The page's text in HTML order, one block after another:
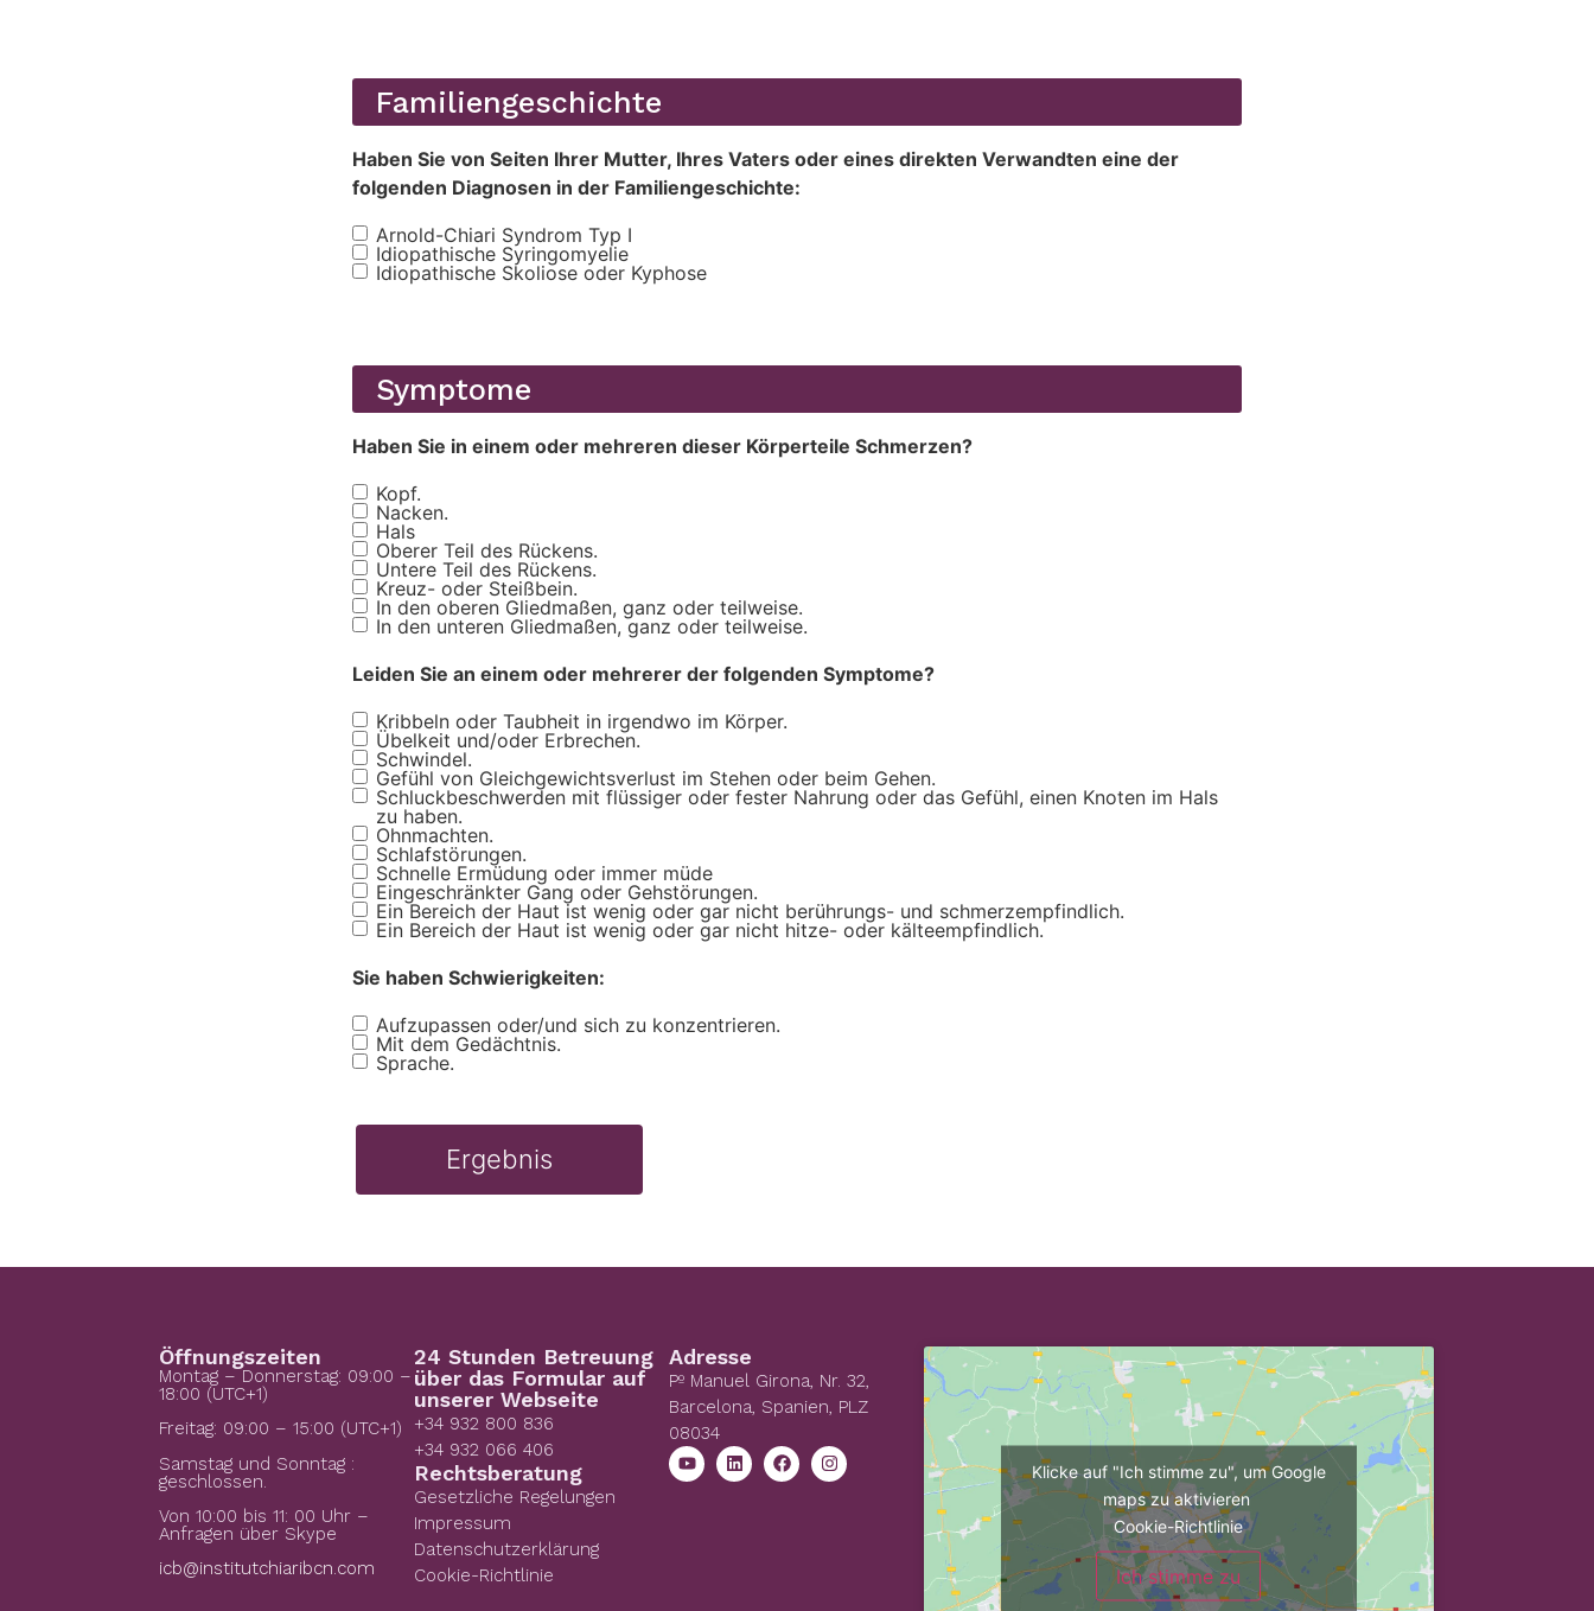
Familiengeschichte
Haben Sie von Seiten Ihrer Mutter, Ihres Vaters oder eines direkten Verwandten eine der
folgenden Diagnosen in der Familiengeschichte:
Antecedentes
familiares
Arnold-Chiari Syndrom Typ I
Idiopathische Syringomyelie
Idiopathische Skoliose oder Kyphose
Symptome
Haben Sie in einem oder mehreren dieser Körperteile Schmerzen?
Síntomas
Kopf.
Nacken.
Hals
Oberer Teil des Rückens.
Untere Teil des Rückens.
Kreuz- oder Steißbein.
In den oberen Gliedmaßen, ganz oder teilweise.
In den unteren Gliedmaßen, ganz oder teilweise.
Leiden Sie an einem oder mehrerer der folgenden Symptome?
Síntomas2
Kribbeln oder Taubheit in irgendwo im Körper.
Übelkeit und/oder Erbrechen.
Schwindel.
Gefühl von Gleichgewichtsverlust im Stehen oder beim Gehen.
Schluckbeschwerden mit flüssiger oder fester Nahrung oder das Gefühl, einen Knoten im Hals
zu haben.
Ohnmachten.
Schlafstörungen.
Schnelle Ermüdung oder immer müde
Eingeschränkter Gang oder Gehstörungen.
Ein Bereich der Haut ist wenig oder gar nicht berührungs- und schmerzempfindlich.
Ein Bereich der Haut ist wenig oder gar nicht hitze- oder kälteempfindlich.
Sie haben Schwierigkeiten:
Dificultades
Aufzupassen oder/und sich zu konzentrieren.
Mit dem Gedächtnis.
Sprache.
Öffnungszeiten
Montag – Donnerstag: 09:00 –
18:00 (UTC+1)
Freitag: 09:00 – 15:00 (UTC+1)
Samstag und Sonntag :
geschlossen.
Von 10:00 bis 11: 00 Uhr –
Anfragen über Skype
icb@institutchiaribcn.com
24 Stunden Betreuung
über das Formular auf
unserer Webseite
+34 932 800 836
+34 932 066 406
Rechtsberatung
Gesetzliche Regelungen
Impressum
Datenschutzerklärung
Cookie-Richtlinie
Adresse
Pº Manuel Girona, Nr. 32,
Barcelona, Spanien, PLZ
08034
Klicke auf "Ich stimme zu", um Google
maps zu aktivieren
Cookie-Richtlinie
Ich stimme zu